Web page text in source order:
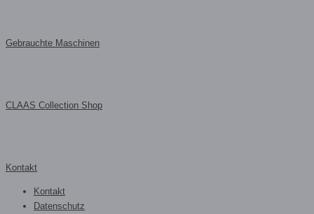
Gebrauchte Maschinen
CLAAS Collection Shop
Kontakt
Kontakt
Datenschutz